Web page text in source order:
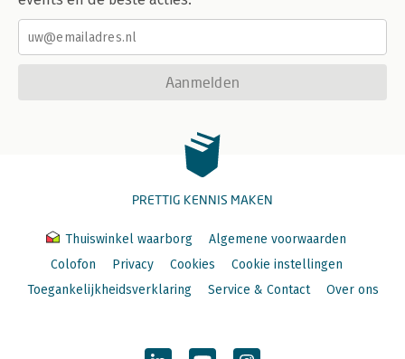
Aanmelden
PRETTIG KENNIS MAKEN
Thuiswinkel waarborg
Algemene voorwaarden
Colofon
Privacy Cookies
Cookie instellingen
Toegankelijkheidsverklaring
Service & Contact Over ons